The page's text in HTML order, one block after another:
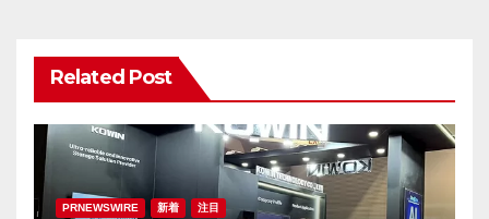
ン
Related Post
PRNEWSWIRE 新着 注目